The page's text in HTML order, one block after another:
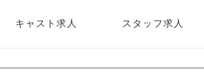
キャスト求人 スタッフ求人